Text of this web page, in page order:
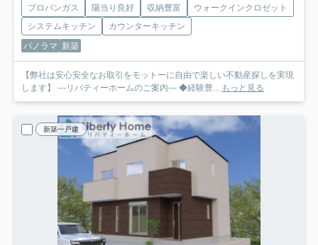
プロパンガス 陽当り良好 収納豊富
ウォークインクロゼット
システムキッチン
カウンターキッチン
パノラマ 新築
【弊社は安心安全なお取引をモットーに自由で楽しい不動産探しを実現
します】 ---リバティーホームのご案内--- ◆経験豊... もっと見る
新築一戸建